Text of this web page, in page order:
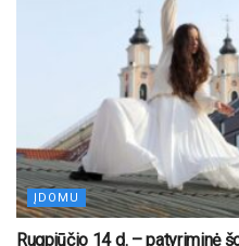
ĮDOMU
Rugpjūčio 14 d. – patyriminė